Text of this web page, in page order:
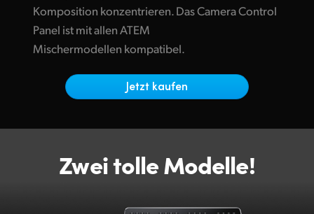
New Zealand
Portugal
Singapore
South Africa
Komposition konzentrieren. Das Camera Control
Panel ist mit allen ATEM
Mischermodellen kompatibel.
Jetzt kaufen
Zwei tolle Modelle!